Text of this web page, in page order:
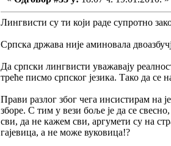
Лингвисти су ти који раде супротно
Српска држава није аминовала
Да српски лингвисти уважавају
треће писмо српског језика. Тако да се
Прави разлог због чега инсистирам на
зборе. С тим у вези боље је да се
сви, да не кажем сви, аргумети су на
гајевица, а не може вуковица!?